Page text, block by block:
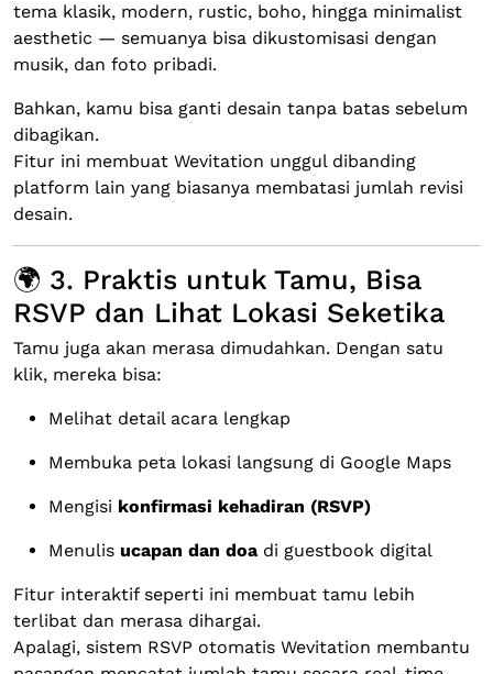
tema klasik, modern, rustic, boho, hingga minimalist
aesthetic — semuanya bisa dikustomisasi dengan
musik, dan foto pribadi.
Bahkan, kamu bisa ganti desain tanpa batas sebelum
dibagikan.
Fitur ini membuat Wevitation unggul dibanding
platform lain yang biasanya membatasi jumlah revisi
desain.
🌍 3. Praktis untuk Tamu, Bisa
RSVP dan Lihat Lokasi Seketika
Tamu juga akan merasa dimudahkan. Dengan satu
klik, mereka bisa:
Melihat detail acara lengkap
Membuka peta lokasi langsung di Google Maps
Mengisi konfirmasi kehadiran (RSVP)
Menulis ucapan dan doa di guestbook digital
Fitur interaktif seperti ini membuat tamu lebih
terlibat dan merasa dihargai.
Apalagi, sistem RSVP otomatis Wevitation membantu